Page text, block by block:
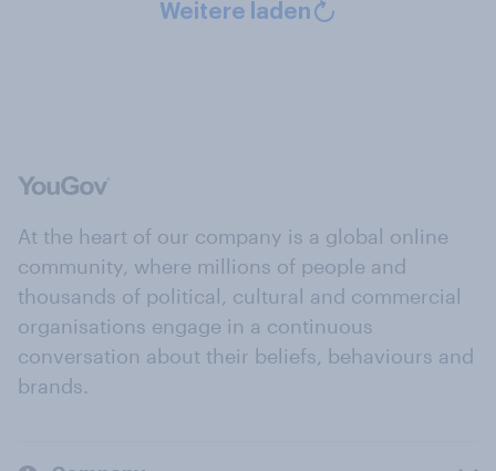
Weitere laden
At the heart of our company is a global online
community, where millions of people and
thousands of political, cultural and commercial
organisations engage in a continuous
conversation about their beliefs, behaviours and
brands.